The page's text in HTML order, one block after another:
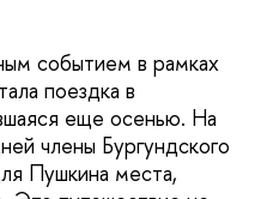
событием в рамках
поездка в
еще осенью. На
члены Бургундского
Пушкина места,